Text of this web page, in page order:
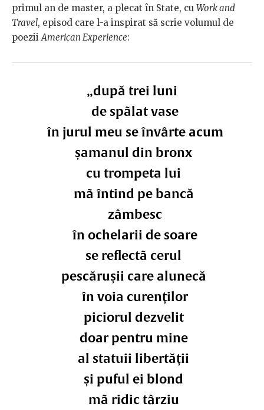
primul an de master, a plecat în State, cu Work and
Travel, episod care l-a inspirat să scrie volumul de
poeziiAmerican Experience:
„după trei luni
de spãlat vase
în jurul meu se învârte acum
șamanul din bronx
cu trompeta lui
mã întind pe bancă
zâmbesc
în ochelarii de soare
se reflectã cerul
pescărușii care alunecă
în voia curenților
piciorul dezvelit
doar pentru mine
al statuii libertății
și puful ei blond
mã ridic târziu